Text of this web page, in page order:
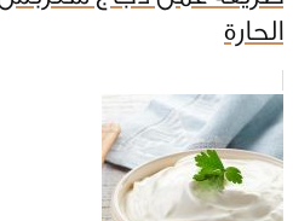
الحارة